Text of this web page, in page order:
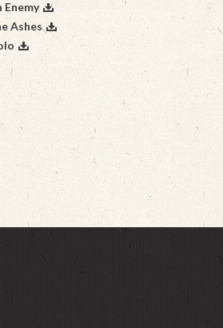
Enemy
Ashes